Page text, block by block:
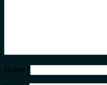
Nome *